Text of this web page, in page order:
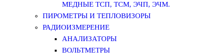
МЕДНЫЕ ТСП, ТСМ, ЭЧП, ЭЧМ.
ПИРОМЕТРЫ И ТЕПЛОВИЗОРЫ
РАДИОИЗМЕРЕНИЕ
АНАЛИЗАТОРЫ
ВОЛЬТМЕТРЫ